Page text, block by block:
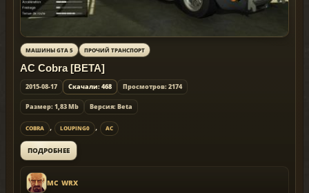
МАШИНЫ GTA 5 ПРОЧИЙ ТРАНСПОРТ
AC Cobra [BETA]
2015-08-17 Скачали: 468 Просмотров: 2174
Размер: 1,83 Mb Версия: Beta
COBRA , LOUPING0 , AC
ПОДРОБНЕЕ
MC_WRX